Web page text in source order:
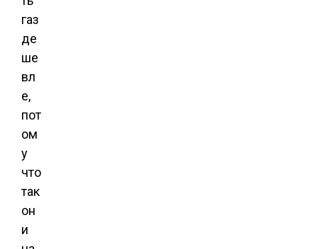
газ
де
ше
вл
е,
пот
ом
у
что
так
он
и